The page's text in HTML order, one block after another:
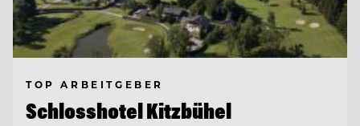
TOP ARBEITGEBER
Schlosshotel Kitzbühel